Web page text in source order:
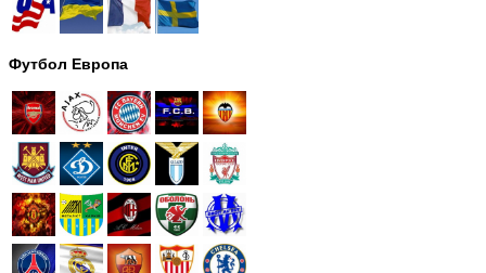
Футбол Европа